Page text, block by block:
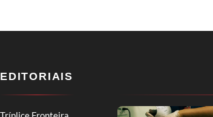
EDITORIAIS